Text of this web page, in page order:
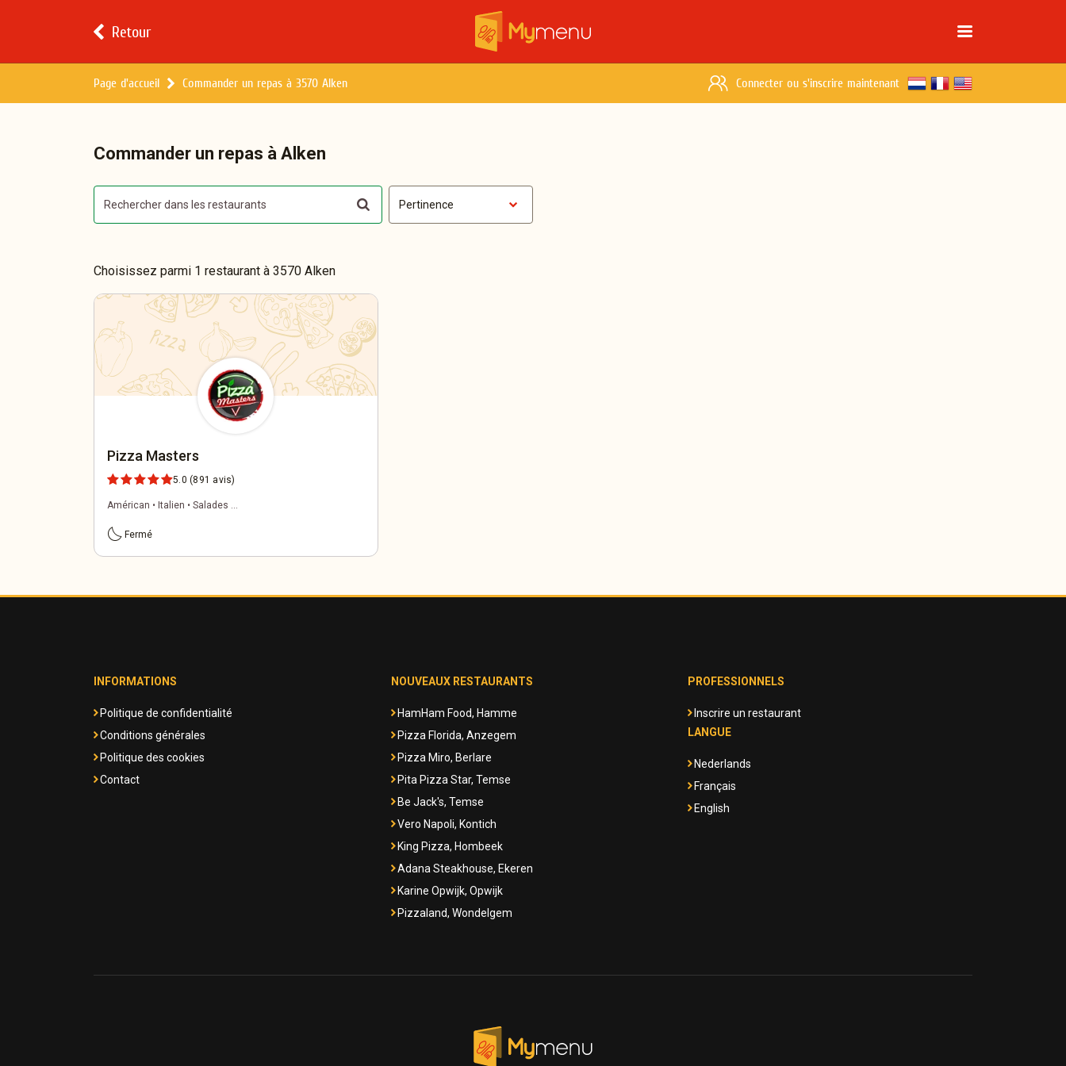
Retour
Page d'accueil Commander un repas à 3570 Alken Connecter ou s'inscrire maintenant
Commander un repas à Alken
Pertinence
Choisissez parmi 1 restaurant à 3570 Alken
Pizza Masters
5.0 (891 avis)
Américan • Italien • Salades ...
bedtime Fermé
INFORMATIONS
Politique de confidentialité
Conditions générales
Politique des cookies
Contact
NOUVEAUX RESTAURANTS
HamHam Food, Hamme
Pizza Florida, Anzegem
Pizza Miro, Berlare
Pita Pizza Star, Temse
Be Jack's, Temse
Vero Napoli, Kontich
King Pizza, Hombeek
Adana Steakhouse, Ekeren
Karine Opwijk, Opwijk
Pizzaland, Wondelgem
PROFESSIONNELS
Inscrire un restaurant
LANGUE
Nederlands
Français
English